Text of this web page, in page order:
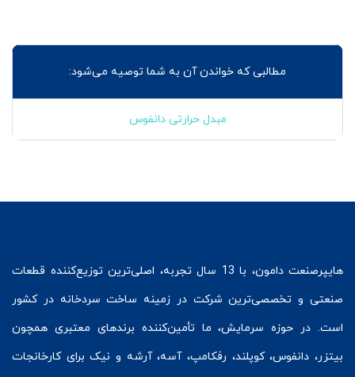
مطالبی که خواندن آن به شما توصیه می‌شود:
مبدل حرارتی دانفوس
هایپرصنعت
دامون، با 13 سال تجربه، اصلی‌ترین توزیع‌کننده قطعات
صنعتی و تخصصی‌ترین شرکت در زمینه ساخت سردخانه در کشور
است. در حوزه سرمایش، ما تأمین‌کننده برندهای معتبری همچون
بیتزر، دانفوس،کوپلند، رفکامپ، آسه، آرشه و نیک برای کارخانجات